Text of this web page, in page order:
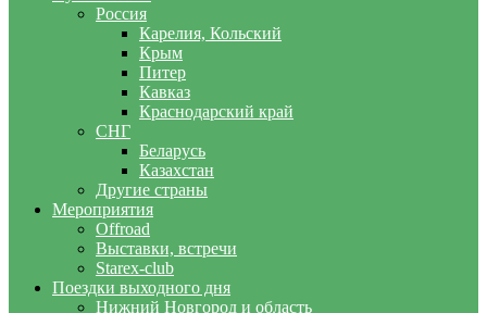
Россия
Карелия, Кольский
Крым
Питер
Кавказ
Краснодарский край
СНГ
Беларусь
Казахстан
Другие страны
Мероприятия
Offroad
Выставки, встречи
Starex-club
Поездки выходного дня
Нижний Новгород и область